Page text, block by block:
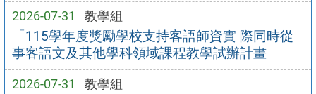
2026-07-31 教學組
「115學年度獎勵學校支持客語師資實 際同時從
事客語文及其他學科領域課程教學試辦計畫
2026-07-31 教學組